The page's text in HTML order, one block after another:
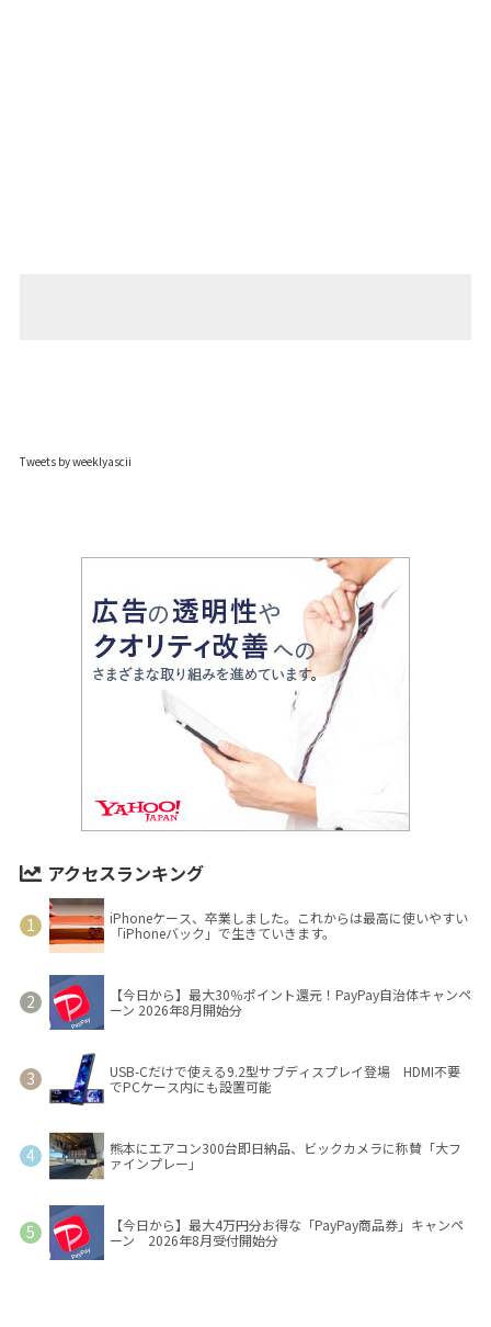
Tweets by weeklyascii
アクセスランキング
iPhoneケース、卒業しました。これからは最高に使いやすい
「iPhoneバック」で生きていきます。
【今日から】最大30％ポイント還元！PayPay自治体キャンペ
ーン 2026年8月開始分
USB-Cだけで使える9.2型サブディスプレイ登場 HDMI不要
でPCケース内にも設置可能
熊本にエアコン300台即日納品、ビックカメラに称賛「大フ
ァインプレー」
【今日から】最大4万円分お得な「PayPay商品券」キャンペ
ーン 2026年8月受付開始分